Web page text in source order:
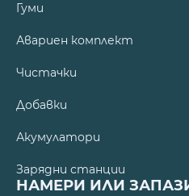
Гуми
Авариен комплект
Чистачки
Добавки
Акумулатори
Зарядни станции
НАМЕРИ ИЛИ